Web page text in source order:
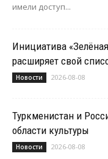
имели доступ...
Инициатива
расширяет свой
Новости 2026-08-08
Туркменистан и
области культуры
Новости 2026-08-08